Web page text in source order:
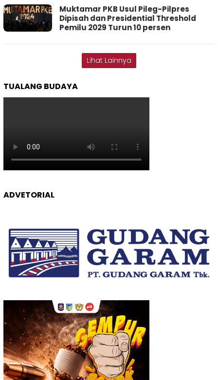
Muktamar PKB Usul Pileg-Pilpres
Dipisah dan Presidential Threshold
Pemilu 2029 Turun 10 persen
Lihat Lainnya
TUALANG BUDAYA
ADVETORIAL